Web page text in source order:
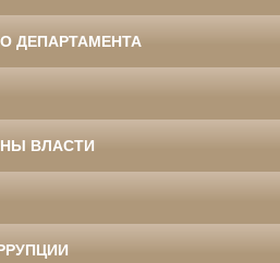
ДЕПАРТАМЕНТА
ВЛАСТИ